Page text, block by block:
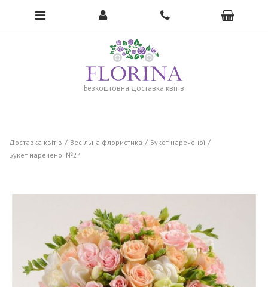
Безкоштовна доставка квітів
To open the menu, click here →
Доставка квітів Весільна флористика
Букет нареченої
Букет нареченої №24